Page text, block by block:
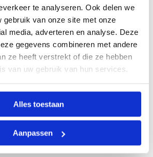
te analyseren. Ook delen we
gebruik van onze site met onze
media, adverteren en analyse. Deze
gegevens combineren met andere
ze heeft verstrekt of die ze hebben
van uw gebruik van hun services.
Alles toestaan
Aanpassen
ik